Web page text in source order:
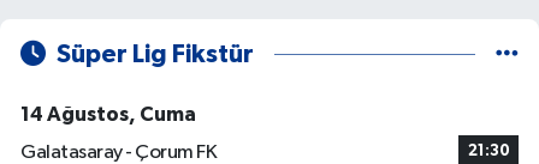
Süper Lig Fikstür
14 Ağustos, Cuma
Galatasaray - Çorum FK
21:30